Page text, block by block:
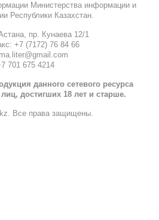
Министерства информации и
Республики Казахстан.
пр. Кунаева 12/1
+7 (7172) 76 84 66
701 675 4214
данного сетевого ресурса
достигших 18 лет и старше.
Все права защищены.